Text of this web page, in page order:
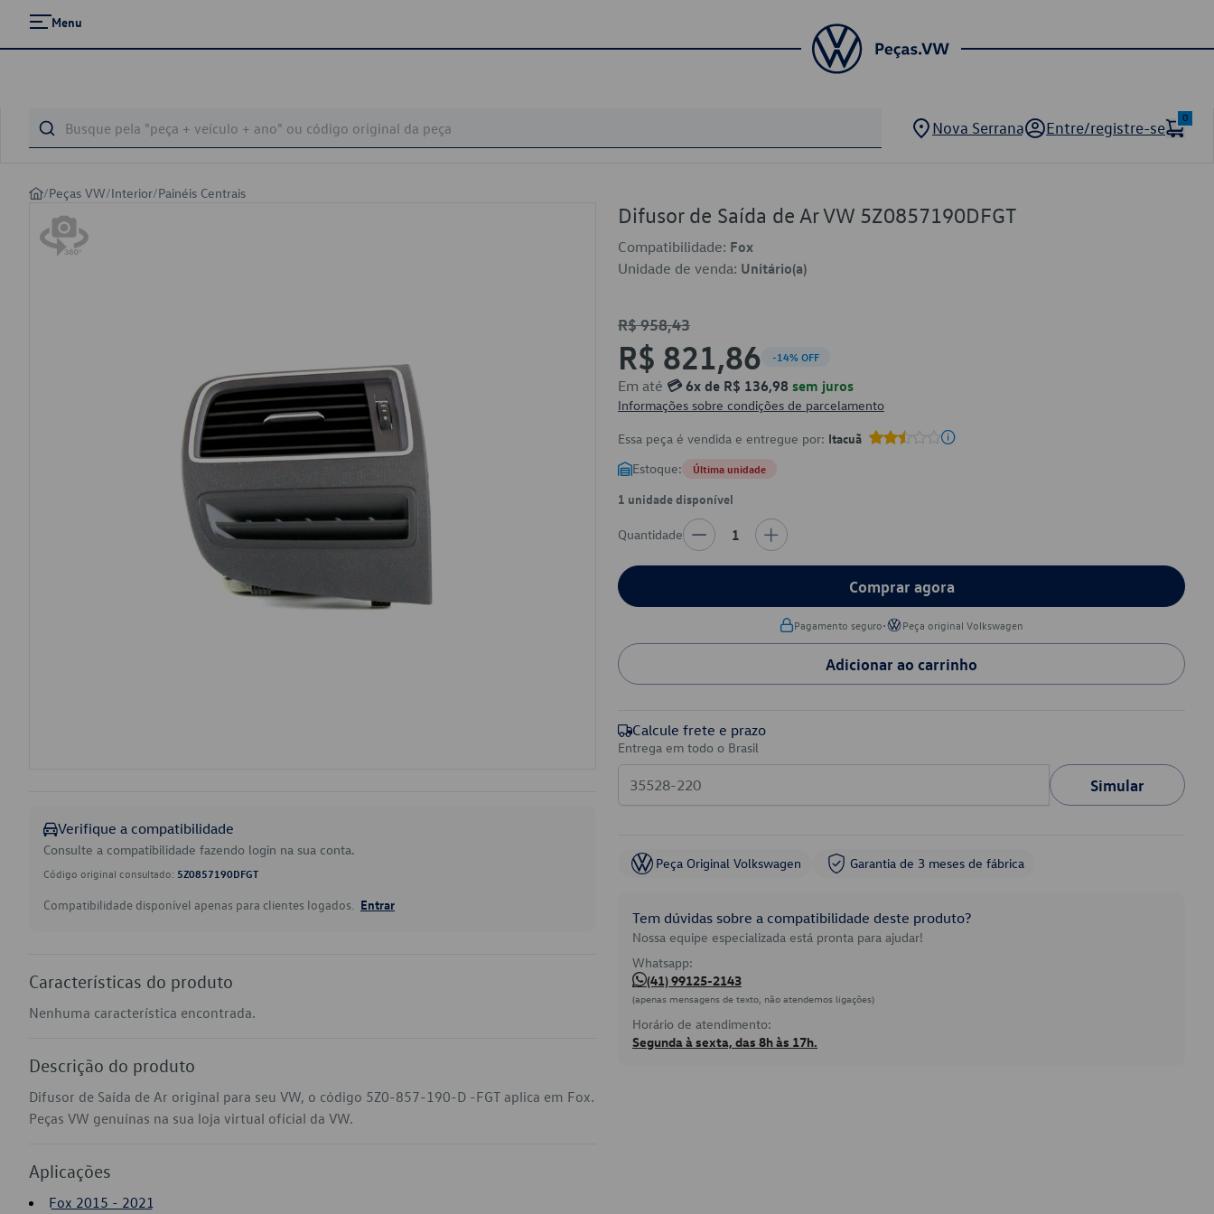
Menu
Nova Serrana Entre/registre-se
0
/Peças VW/Interior/Painéis Centrais
Verifique a compatibilidade
Consulte a compatibilidade fazendo login na sua conta.
Código original consultado: 5Z0857190DFGT
Compatibilidade disponível apenas para clientes logados. Entrar
Características do produto
Nenhuma característica encontrada.
Descrição do produto
Difusor de Saída de Ar original para seu VW, o código 5Z0-857-190-D -FGT aplica em Fox.
Peças VW genuínas na sua loja virtual oficial da VW.
Aplicações
Fox 2015 - 2021
Difusor de Saída de Ar VW 5Z0857190DFGT
Compatibilidade: Fox
Unidade de venda: Unitário(a)
R$ 958,43
R$ 821,86 -14% OFF
Em até 💳 6x de R$ 136,98 sem juros
Informações sobre condições de parcelamento
Essa peça é vendida e entregue por: Itacuã
Estoque: Última unidade
1 unidade disponível
Quantidade 1
Comprar agora
Pagamento seguro• Peça original Volkswagen
Adicionar ao carrinho
Calcule frete e prazo
Entrega em todo o Brasil
Simular
Peça Original Volkswagen Garantia de 3 meses de fábrica
Tem dúvidas sobre a compatibilidade deste produto?
Nossa equipe especializada está pronta para ajudar!
Whatsapp:
(41) 99125-2143
(apenas mensagens de texto, não atendemos ligações)
Horário de atendimento:
Segunda à sexta, das 8h às 17h.